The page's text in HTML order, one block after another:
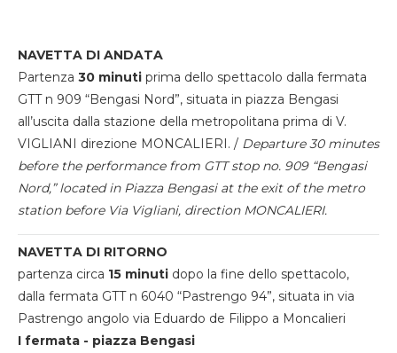
NAVETTA DI ANDATA
Partenza 30 minuti prima dello spettacolo dalla fermata
GTT n 909 “Bengasi Nord”, situata in piazza Bengasi
all’uscita dalla stazione della metropolitana prima di V.
VIGLIANI direzione MONCALIERI. / Departure 30 minutes
before the performance from GTT stop no. 909 “Bengasi
Nord,” located in Piazza Bengasi at the exit of the metro
station before Via Vigliani, direction MONCALIERI.
NAVETTA DI RITORNO
partenza circa 15 minuti dopo la fine dello spettacolo,
dalla fermata GTT n 6040 “Pastrengo 94”, situata in via
Pastrengo angolo via Eduardo de Filippo a Moncalieri
I fermata - piazza Bengasi